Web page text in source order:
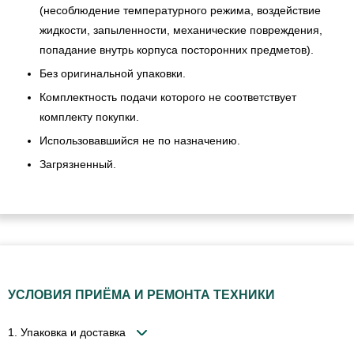
(несоблюдение температурного режима, воздействие
жидкости, запыленности, механические повреждения,
попадание внутрь корпуса посторонних предметов).
Без оригинальной упаковки.
Комплектность подачи которого не соответствует
комплекту покупки.
Использовавшийся не по назначению.
Загрязненный.
УСЛОВИЯ ПРИЁМА И РЕМОНТА ТЕХНИКИ
1. Упаковка и доставка